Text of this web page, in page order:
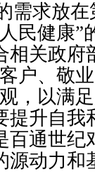
需求放
民健康”
相关政府
户、敬
，以满
提升自我
百通世纪
源动力和